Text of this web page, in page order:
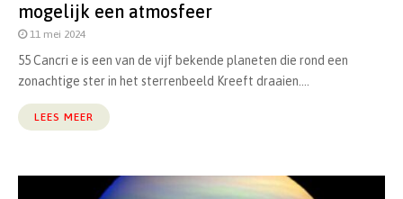
mogelijk een atmosfeer
11 mei 2024
55 Cancri e is een van de vijf bekende planeten die rond een
zonachtige ster in het sterrenbeeld Kreeft draaien....
LEES MEER